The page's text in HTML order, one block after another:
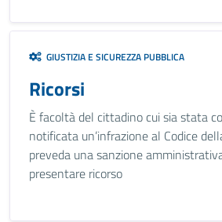
GIUSTIZIA E SICUREZZA PUBBLICA
Ricorsi
È facoltà del cittadino cui sia stata
notificata un’infrazione al Codice
preveda una sanzione
presentare ricorso